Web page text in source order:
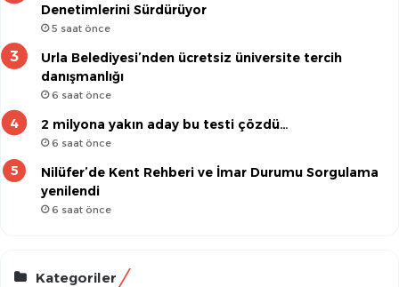
Denetimlerini Sürdürüyor
5 saat önce
Urla Belediyesi’nden ücretsiz üniversite tercih
danışmanlığı
6 saat önce
2 milyona yakın aday bu testi çözdü…
6 saat önce
Nilüfer’de Kent Rehberi ve İmar Durumu Sorgulama
yenilendi
6 saat önce
Kategoriler